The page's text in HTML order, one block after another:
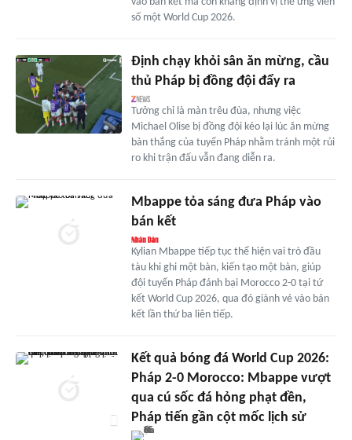
số một World Cup 2026.
Định chạy khỏi sân ăn mừng, cầu
thủ Pháp bị đồng đội đẩy ra
Tưởng chỉ là màn trêu đùa, nhưng việc
Michael Olise bị đồng đội kéo lại lúc ăn mừng
bàn thắng của tuyển Pháp nhằm tránh một rủi
ro khi trận đấu vẫn đang diễn ra.
Mbappe tỏa sáng đưa Pháp vào
bán kết
Kylian Mbappe tiếp tục thể hiện vai trò đầu
tàu khi ghi một bàn, kiến tạo một bàn, giúp
đội tuyển Pháp đánh bại Morocco 2-0 tại tứ
kết World Cup 2026, qua đó giành vé vào bán
kết lần thứ ba liên tiếp.
Kết quả bóng đá World Cup 2026:
Pháp 2-0 Morocco: Mbappe vượt
qua cú sốc đá hỏng phạt đền,
Pháp tiến gần cột mốc lịch sử